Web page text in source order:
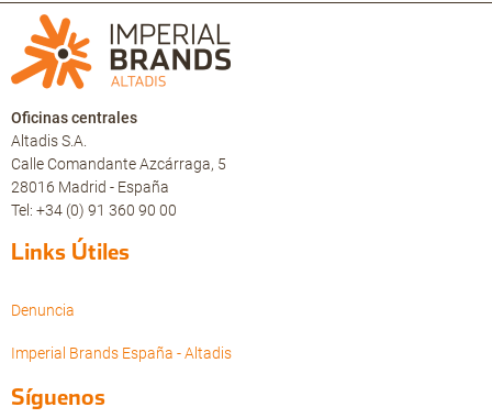
Oficinas centrales
Altadis S.A.
Calle Comandante Azcárraga, 5
28016 Madrid - España
Tel: +34 (0) 91 360 90 00
Links Útiles
Denuncia
Imperial Brands España - Altadis
Síguenos